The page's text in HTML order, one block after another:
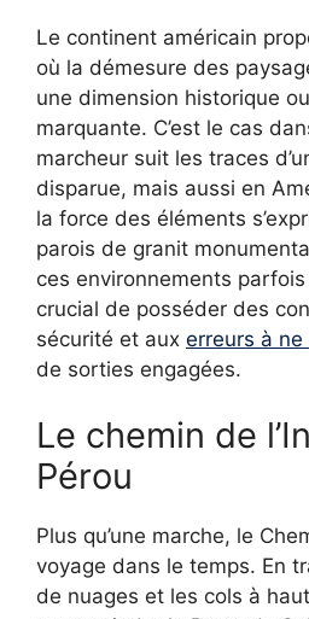
Le continent américain
où la démesure des
une dimension historique
marquante. C’est le cas
marcheur suit les traces
disparue, mais aussi en
la force des éléments
parois de granit
ces environnements
crucial de posséder des
sécurité et aux erreurs à
de sorties engagées.
Le chemin de
Pérou
Plus qu’une marche, le
voyage dans le temps. En
de nuages et les cols à